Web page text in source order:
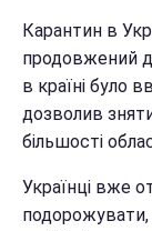
Карантин в
продовжений
в країні було
дозволив
більшості
Українці вже
подорожувати,